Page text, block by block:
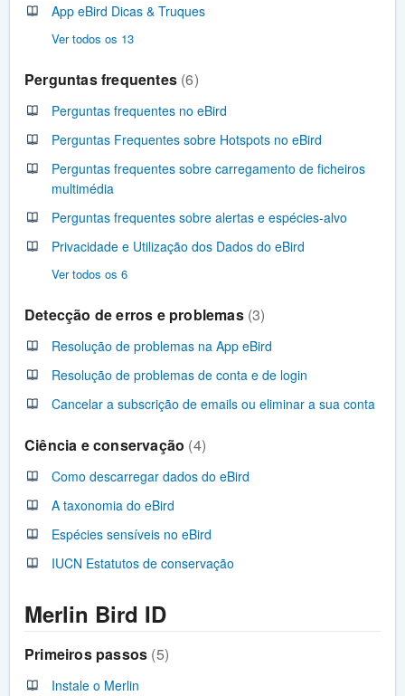
App eBird Dicas & Truques
Ver todos os 13
Perguntas frequentes 6
Perguntas frequentes no eBird
Perguntas Frequentes sobre Hotspots no eBird
Perguntas frequentes sobre carregamento de ficheiros
multimédia
Perguntas frequentes sobre alertas e espécies-alvo
Privacidade e Utilização dos Dados do eBird
Ver todos os 6
Detecção de erros e problemas 3
Resolução de problemas na App eBird
Resolução de problemas de conta e de login
Cancelar a subscrição de emails ou eliminar a sua conta
Ciência e conservação 4
Como descarregar dados do eBird
A taxonomia do eBird
Espécies sensíveis no eBird
IUCN Estatutos de conservação
Merlin Bird ID
Primeiros passos 5
Instale o Merlin